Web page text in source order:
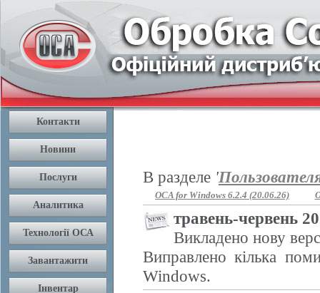
В разделе '
OCA for Windows 6.2.4 (20.06.26)
травень-червень
Викладено нову
Виправлено кілька
Windows.